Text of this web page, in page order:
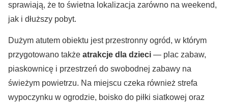
sprawiają, że to świetna lokalizacja zarówno na weekend,
jak i dłuższy pobyt.
Dużym atutem obiektu jest przestronny ogród, w którym
przygotowano także atrakcje dla dzieci — plac zabaw,
piaskownicę i przestrzeń do swobodnej zabawy na
świeżym powietrzu. Na miejscu czeka również strefa
wypoczynku w ogrodzie, boisko do piłki siatkowej oraz